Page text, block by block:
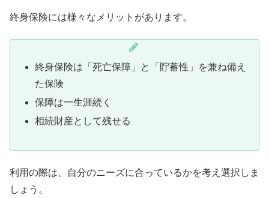
終身保険には様々なメリットがあります。
終身保険は「死亡保障」と「貯蓄性」を兼ね備え
た保険
保障は一生涯続く
相続財産として残せる
利用の際は、自分のニーズに合っているかを考え選択しま
しょう。